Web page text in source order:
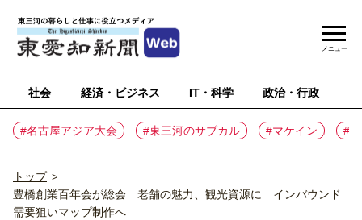
社会 経済・ビジネス IT・科学 政治・行政
#名古屋アジア大会 #東三河のサブカル #マケイン #
メニュー
トップ >
豊橋創業百年会が総会 老舗の魅力、観光資源に インバウンド
需要狙いマップ制作へ